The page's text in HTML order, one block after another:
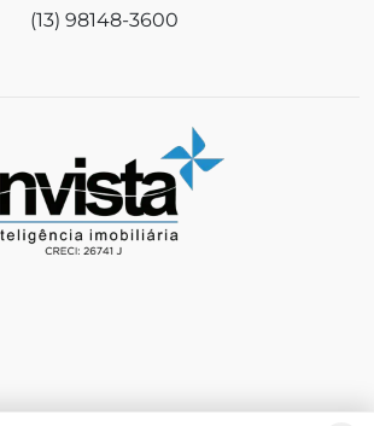
(13) 98148-3600